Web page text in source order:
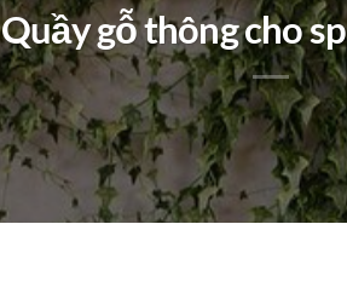
Quầy gỗ thông cho